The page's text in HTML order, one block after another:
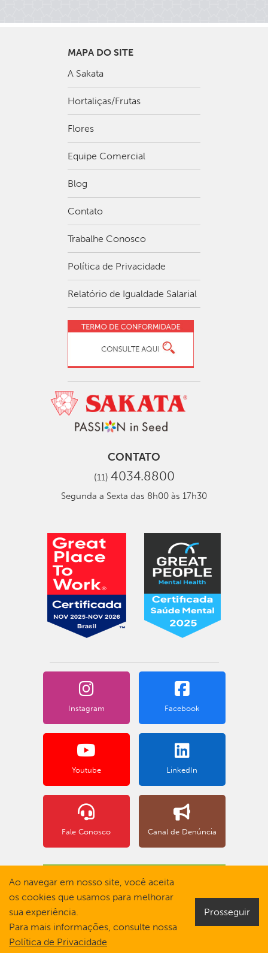
MAPA DO SITE
A Sakata
Hortaliças/Frutas
Flores
Equipe Comercial
Blog
Contato
Trabalhe Conosco
Política de Privacidade
Relatório de Igualdade Salarial
CONTATO
(11) 4034.8800
Segunda a Sexta das 8h00 às 17h30
Instagram Facebook
Youtube LinkedIn
Fale Conosco Canal de Denúncia
BOLETO BANCÁRIO
Ao navegar em nosso site, você aceita
os cookies que usamos para melhorar
sua experiência.
Para mais informações, consulte nossa
Política de Privacidade
Prosseguir